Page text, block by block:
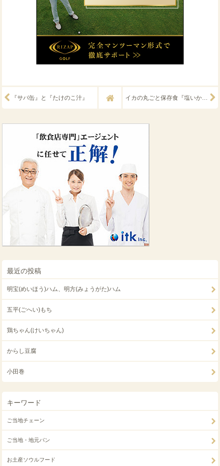
イカの丸ごと保存食『塩いか（塩丸いか）』
『サバ缶』と『たけのこ汁』
最近の投稿
明宝(めいほう)ハム、明方(みょうがた)ハム
五平(ごへい)もち
鶏ちゃん(けいちゃん)
からし豆腐
小田巻
キーワード
ご当地チェーン
ご当地・地元パン
お土産ソウルフード